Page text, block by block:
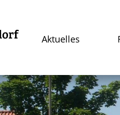
Aktuelles